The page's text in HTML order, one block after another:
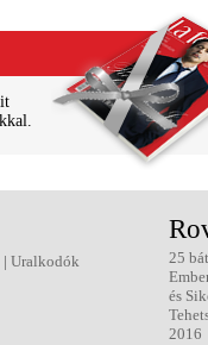
| Uralkodók
25
és
2016